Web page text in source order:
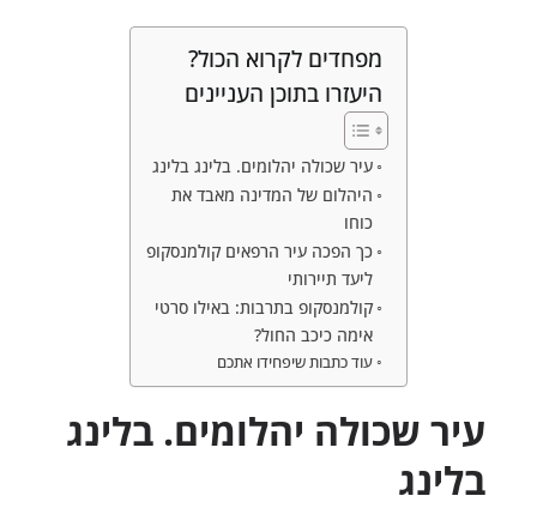
מפחדים לקרוא הכול?
היעזרו בתוכן העניינים
עיר שכולה יהלומים. בלינג בלינג
היהלום של המדינה מאבד את
כוחו
כך הפכה עיר הרפאים קולמנסקופ
ליעד תיירותי
קולמנסקופ בתרבות: באילו סרטי
אימה כיכב החול?
עוד כתבות שיפחידו אתכם
עיר שכולה יהלומים. בלינג
בלינג